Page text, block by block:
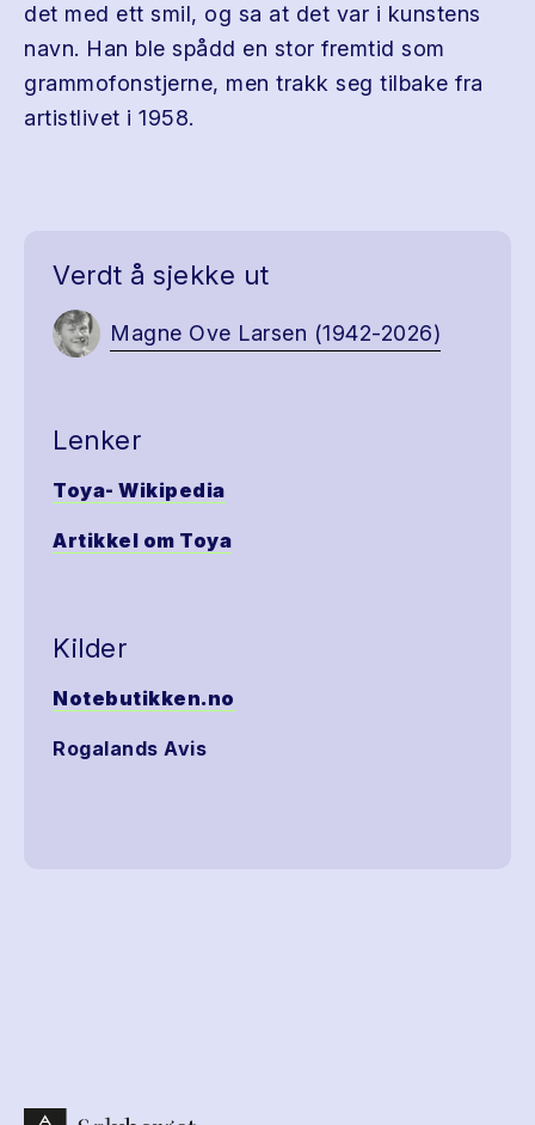
det med ett smil, og sa at det var i kunstens
navn. Han ble spådd en stor fremtid som
grammofonstjerne, men trakk seg tilbake fra
artistlivet i 1958.
Verdt å sjekke ut
Magne Ove Larsen (1942-2026)
Lenker
Toya- Wikipedia
Artikkel om Toya
Kilder
Notebutikken.no
Rogalands Avis